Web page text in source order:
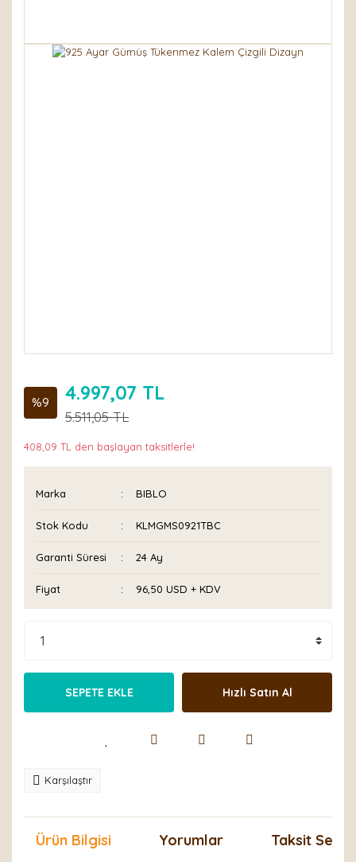
%9 4.997,07 TL
5.511,05 TL
408,09 TL den başlayan taksitlerle!
Marka BIBLO
Stok Kodu KLMGMS0921TBC
Garanti Süresi 24 Ay
Fiyat 96,50 USD + KDV
SEPETE EKLE Hızlı Satın Al
Karşılaştır
Ürün Bilgisi Yorumlar Taksit